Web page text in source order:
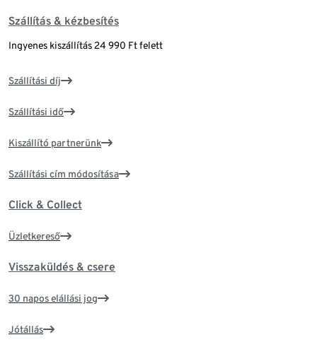
Szállítás & kézbesítés
Ingyenes kiszállítás 24 990 Ft felett
Szállítási díj
Szállítási idő
Kiszállító partnerünk
Szállítási cím módosítása
Click & Collect
Üzletkereső
Visszaküldés & csere
30 napos elállási jog
Jótállás